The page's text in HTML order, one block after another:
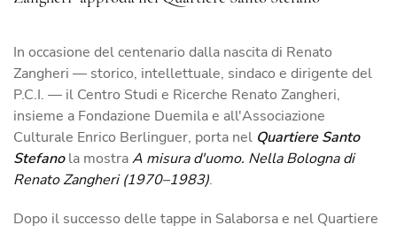
In occasione del centenario dalla nascita di Renato
Zangheri — storico, intellettuale, sindaco e dirigente del
P.C.I. — il Centro Studi e Ricerche Renato Zangheri,
insieme a Fondazione Duemila e all'Associazione
Culturale Enrico Berlinguer, porta nel Quartiere Santo
Stefanola mostraA misura d'uomo. Nella Bologna di
Renato Zangheri (1970–1983).
Dopo il successo delle tappe in Salaborsa e nel Quartiere